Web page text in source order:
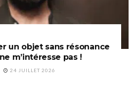
un objet sans résonance
m’intéresse pas !
24 JUILLET 2026